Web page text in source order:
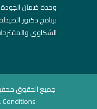
وحدة ضمان الجودة
برنامج دكتور
الشكاوي
جميع الحقوق
Conditions